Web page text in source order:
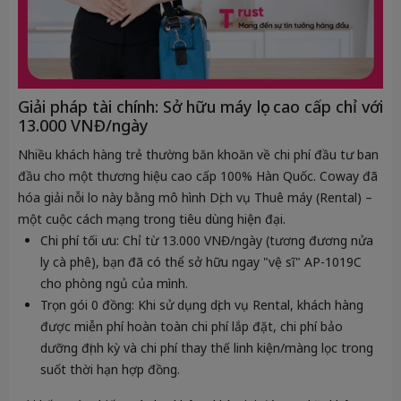
Giải pháp tài chính: Sở hữu máy lọc cao cấp chỉ với
13.000 VNĐ/ngày
Nhiều khách hàng trẻ thường băn khoăn về chi phí đầu tư ban
đầu cho một thương hiệu cao cấp 100% Hàn Quốc. Coway đã
hóa giải nỗi lo này bằng mô hình Dịch vụ Thuê máy (Rental) –
một cuộc cách mạng trong tiêu dùng hiện đại.
Chi phí tối ưu: Chỉ từ 13.000 VNĐ/ngày (tương đương nửa
ly cà phê), bạn đã có thể sở hữu ngay "vệ sĩ" AP-1019C
cho phòng ngủ của mình.
Trọn gói 0 đồng: Khi sử dụng dịch vụ Rental, khách hàng
được miễn phí hoàn toàn chi phí lắp đặt, chi phí bảo
dưỡng định kỳ và chi phí thay thế linh kiện/màng lọc trong
suốt thời hạn hợp đồng.